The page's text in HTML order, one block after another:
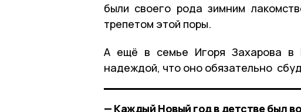
были своего рода зимним
трепетом этой поры.
А ещё в семье Игоря Захарова в
надеждой, что оно обязательно
— Каждый Новый год в детстве был